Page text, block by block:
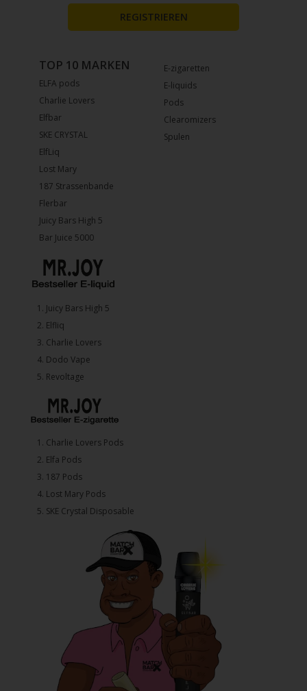
E-zigaretten
E-liquids
Pods
Clearomizers
Spulen
TOP 10 MARKEN
ELFA pods
Charlie Lovers
Elfbar
SKE CRYSTAL
ElfLiq
Lost Mary
187 Strassenbande
Flerbar
Juicy Bars High 5
Bar Juice 5000
1.⁠ ⁠Juicy Bars High 5
2.⁠ ⁠⁠Elfliq
3.⁠ ⁠⁠Charlie Lovers
4.⁠ ⁠⁠Dodo Vape
5. ⁠Revoltage
1.⁠ ⁠Charlie Lovers Pods
2.⁠ ⁠⁠Elfa Pods
3.⁠ ⁠⁠187 Pods
4.⁠ ⁠⁠Lost Mary Pods
5.⁠ ⁠⁠SKE Crystal Disposable
REGISTRIEREN